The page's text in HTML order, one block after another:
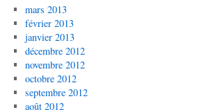
mars 2013
février 2013
janvier 2013
décembre 2012
novembre 2012
octobre 2012
septembre 2012
août 2012